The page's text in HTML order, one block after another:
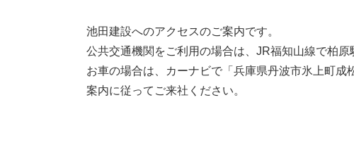
池田建設へのアクセスのご案内です。
公共交通機関をご利用の場合は、JR福知山線で柏
お車の場合は、カーナビで「兵庫県丹波市氷上町成
案内に従ってご来社ください。